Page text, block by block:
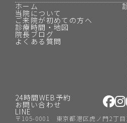
ホーム
当院について
ご来院が初めての方へ
診療時間・地図
院長ブログ
よくある質問
24時間WEB予約
お問い合わせ
LINE
〒105-0001 東京都港区虎ノ門2丁